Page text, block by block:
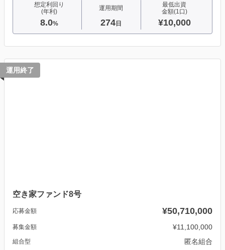
想定利回り
(年利)
8.0%
運用期間
274日
最低出資
金額(1口)
¥10,000
運用終了
空き家ファンド8号
応募金額 ¥50,710,000
募集金額 ¥11,100,000
組合型 匿名組合